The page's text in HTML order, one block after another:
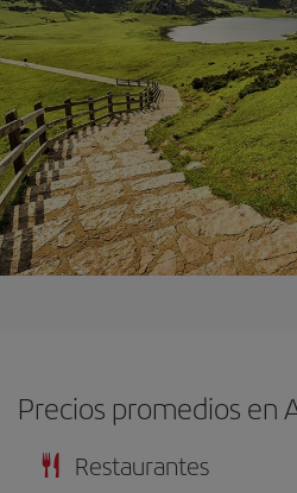
Precios promedios en
Restaurantes